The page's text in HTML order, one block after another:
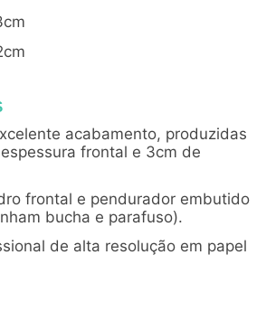
acabamento, produzidas
frontal e 3cm de
frontal e pendurador embutido
bucha e parafuso).
de alta resolução em papel